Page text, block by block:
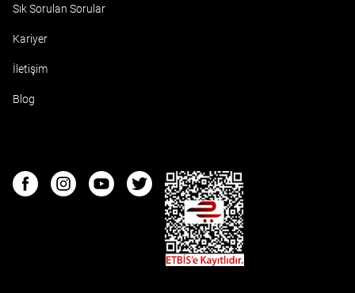
Sık Sorulan Sorular
Kariyer
İletişim
Blog
FacebookInstagramYoutubeTwitter
ETBIS